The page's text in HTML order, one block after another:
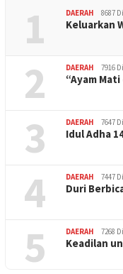
1 DAERAH 8687
Keluarkan
2 DAERAH 7916
“Ayam
3 DAERAH 7647
Idul Adha
4 DAERAH 7447
Duri
5 DAERAH 7268
Keadilan